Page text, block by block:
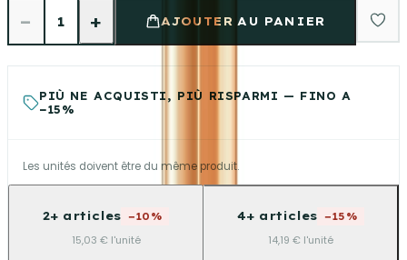
− 1 + AJOUTER AU PANIER
PIÙ NE ACQUISTI, PIÙ RISPARMI — FINO A
−15%
Les unités doivent être du même produit.
2+ articles −10%
15,03 € l'unité
4+ articles −15%
14,19 € l'unité